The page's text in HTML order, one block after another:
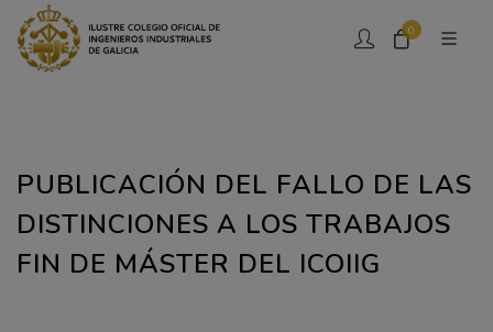
0
PUBLICACIÓN DEL FALLO DE LAS
DISTINCIONES A LOS TRABAJOS
FIN DE MÁSTER DEL ICOIIG